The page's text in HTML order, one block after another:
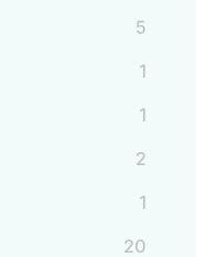
5
1
1
2
1
20